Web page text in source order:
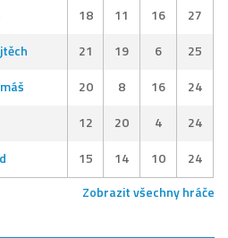
18 11 16
27
21 19 6
25
20 8 16
24
12 20 4
24
15 14 10
24
Zobrazit všechny hráče